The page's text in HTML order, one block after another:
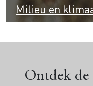
Milieu en
Ontdek de